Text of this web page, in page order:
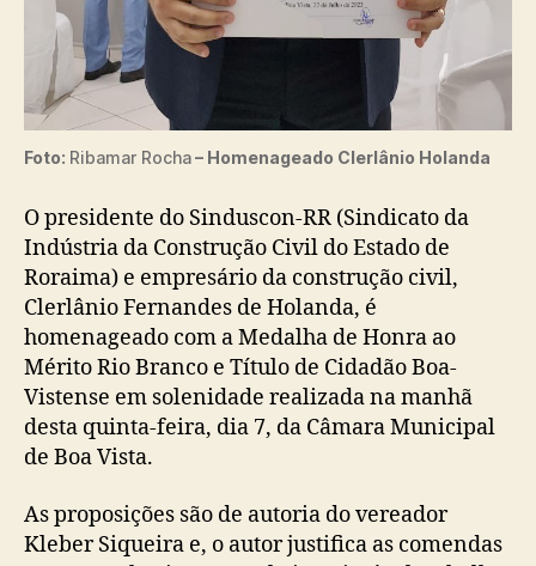
Foto: Ribamar Rocha– Homenageado Clerlânio Holanda
O presidente do Sinduscon-RR (Sindicato da
Indústria da Construção Civil do Estado de
Roraima) e empresário da construção civil,
Clerlânio Fernandes de Holanda, é
homenageado com a Medalha de Honra ao
Mérito Rio Branco e Título de Cidadão Boa-
Vistense em solenidade realizada na manhã
desta quinta-feira, dia 7, da Câmara Municipal
de Boa Vista.
As proposições são de autoria do vereador
Kleber Siqueira e, o autor justifica as comendas